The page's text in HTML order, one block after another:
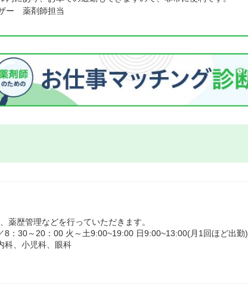
ー 薬剤師担当
薬歴管理などを行っていただきます。
8：30～20：00 火～土9:00~19:00 日9:00~13:00(月1回ほど出勤)
科、小児科、眼科